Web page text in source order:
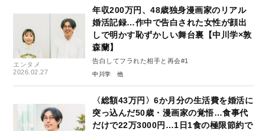
エンタメ
2026.02.27
年収200万円、48歳独身漫画家のリアル
婚活記録…作中で告白された女性が顔出
しで明かす恥ずかしい舞台裏【中川学×敦
森蘭】
告白してフラれた相手と再会#1
中川学
〈総額43万円〉6か月分の生活費を婚活に
突っ込んだ50歳・漫画家の覚悟…食事代
だけで22万3000円…1日1食の極限節約で